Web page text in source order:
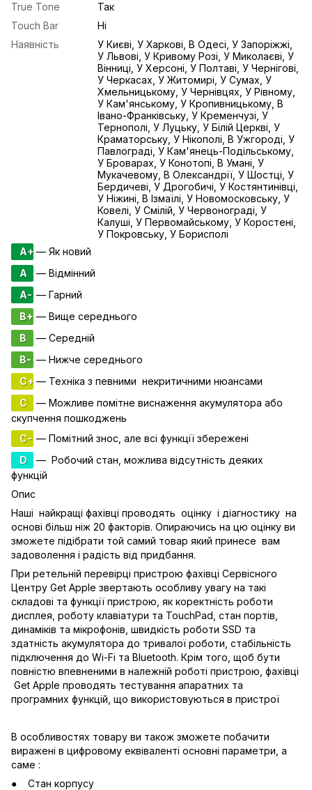
True Tone
Так
Touch Bar
Ні
Наявність
У Києві, У Харкові, В Одесі, У Запоріжжі,
У Львові, У Кривому Розі, У Миколаєві, У
Вінниці, У Херсоні, У Полтаві, У Чернігові,
У Черкасах, У Житомирі, У Сумах, У
Хмельницькому, У Чернівцях, У Рівному,
У Кам'янському, У Кропивницькому, В
Івано-Франківську, У Кременчузі, У
Тернополі, У Луцьку, У Білій Церкві, У
Краматорську, У Нікополі, В Ужгороді, У
Павлограді, У Кам'янець-Подільському,
У Броварах, У Конотопі, В Умані, У
Мукачевому, В Олександрії, У Шостці, У
Бердичеві, У Дрогобичі, У Костянтинівці,
У Ніжині, В Ізмаїлі, У Новомосковську, У
Ковелі, У Смілій, У Червонограді, У
Калуші, У Первомайському, У Коростені,
У Покровську, У Борисполі
A+— Як новий
A
— Відмінний
A- — Гарний
B+ — Вище середнього
B
— Середній
B- — Нижче середнього
C+— Техніка з певними некритичними нюансами
C
— Можливе помітне виснаження акумулятора або
скупчення пошкоджень
C- — Помітний знос, але всі функції збережені
D
— Робочий стан, можлива відсутність деяких
функцій
Опис
Наші найкращі фахівці проводять оцінку і діагностику на
основі більш ніж 20 факторів. Опираючись на цю оцінку ви
зможете підібрати той самий товар який принесе вам
задоволення і радість від придбання.
При ретельній перевірці пристрою фахівці Сервісного
Центру Get Apple звертають особливу увагу на такі
складові та функції пристрою, як коректність роботи
дисплея, роботу клавіатури та TouchPad, стан портів,
динаміків та мікрофонів, швидкість роботи SSD та
здатність акумулятора до тривалої роботи, стабільність
підключення до Wi-Fi та Bluetooth. Крім того, щоб бути
повністю впевненими в належній роботі пристрою, фахівці
Get Apple проводять тестування апаратних та
програмних функцій, що використовуються в пристрої
В особливостях товару ви також зможете побачити
виражені в цифровому еквіваленті основні параметри, а
саме :
Стан корпусу